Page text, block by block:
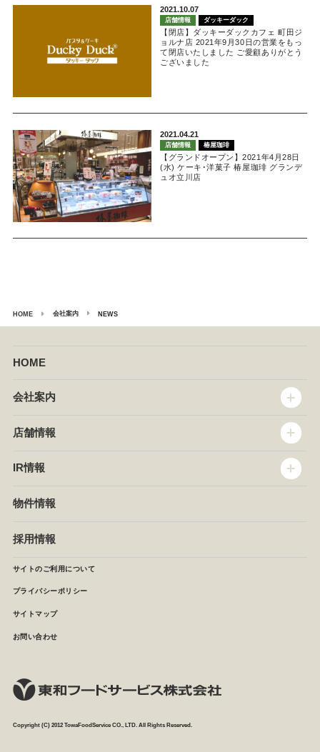
2021.10.07
店舗情報 ダッキーダック
【閉店】ダッキーダックカフェ 町田ジ
ョルナ店 2021年9月30日の営業をもっ
て閉店いたしました ご愛顧ありがとう
ございました
2021.04.21
店舗情報 椿屋珈琲
【グランドオープン】2021年4月28日
(水) ケーキ･洋菓子 椿屋珈琲 グランデ
ュオ立川店
HOME 会社案内 NEWS
HOME
会社案内
企業情報
セントラルキッチン
NEWS
店舗情報
椿屋珈琲
イタリアンダイニングDONA
店舗検索
IR情報
IRニュース
月次報告
決算短信
株主の皆様へ
よくあるご質問 (株主優待制度)
物件情報
採用情報
サイトのご利用について
プライバシーポリシー
サイトマップ
お問い合わせ
Copyright (C) 2012 TowaFoodService CO., LTD. All Rights Reserved.